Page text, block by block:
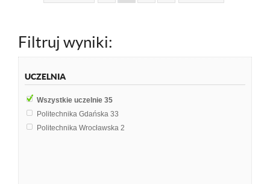
Filtruj wyniki:
UCZELNIA
Wszystkie uczelnie 35
Politechnika Gdańska 33
Politechnika Wrocławska 2